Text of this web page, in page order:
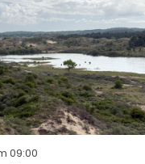
09:00